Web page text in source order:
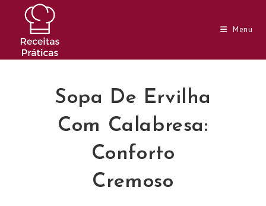
conteúdo
Menu
Sopa De Ervilha
Com Calabresa:
Conforto
Cremoso